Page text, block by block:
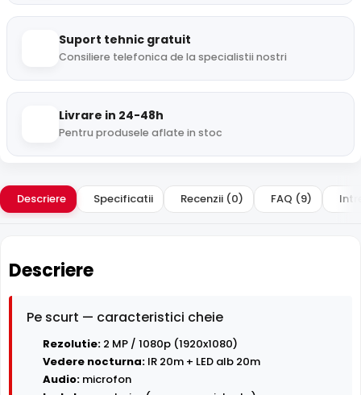
Suport tehnic gratuit
Consiliere telefonica de la specialistii nostri
Livrare in 24-48h
Pentru produsele aflate in stoc
Descriere Specificatii Recenzii (0) FAQ (9)
Descriere
Pe scurt — caracteristici cheie
Rezolutie: 2 MP / 1080p (1920x1080)
Vedere nocturna: IR 20m + LED alb 20m
Audio: microfon